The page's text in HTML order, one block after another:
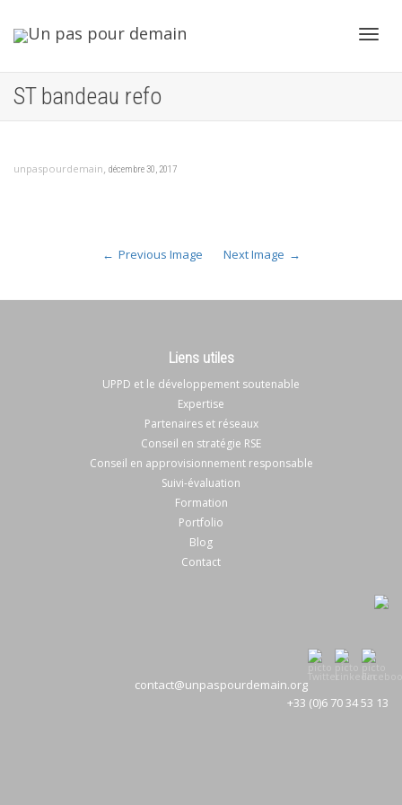
ST bandeau refo
unpaspourdemain, décembre 30, 2017
Previous Image Next Image
Liens utiles
UPPD et le développement soutenable
Expertise
Partenaires et réseaux
Conseil en stratégie RSE
Conseil en approvisionnement responsable
Suivi-évaluation
Formation
Portfolio
Blog
Contact
contact@unpaspourdemain.org
+33 (0)6 70 34 53 13